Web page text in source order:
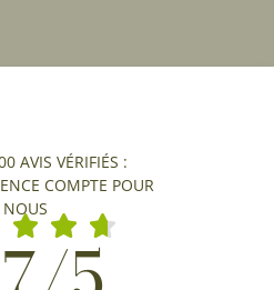
AVIS VÉRIFIÉS :
COMPTE POUR
NOUS